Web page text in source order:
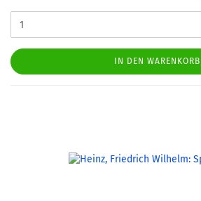
IN DEN WARENKORB